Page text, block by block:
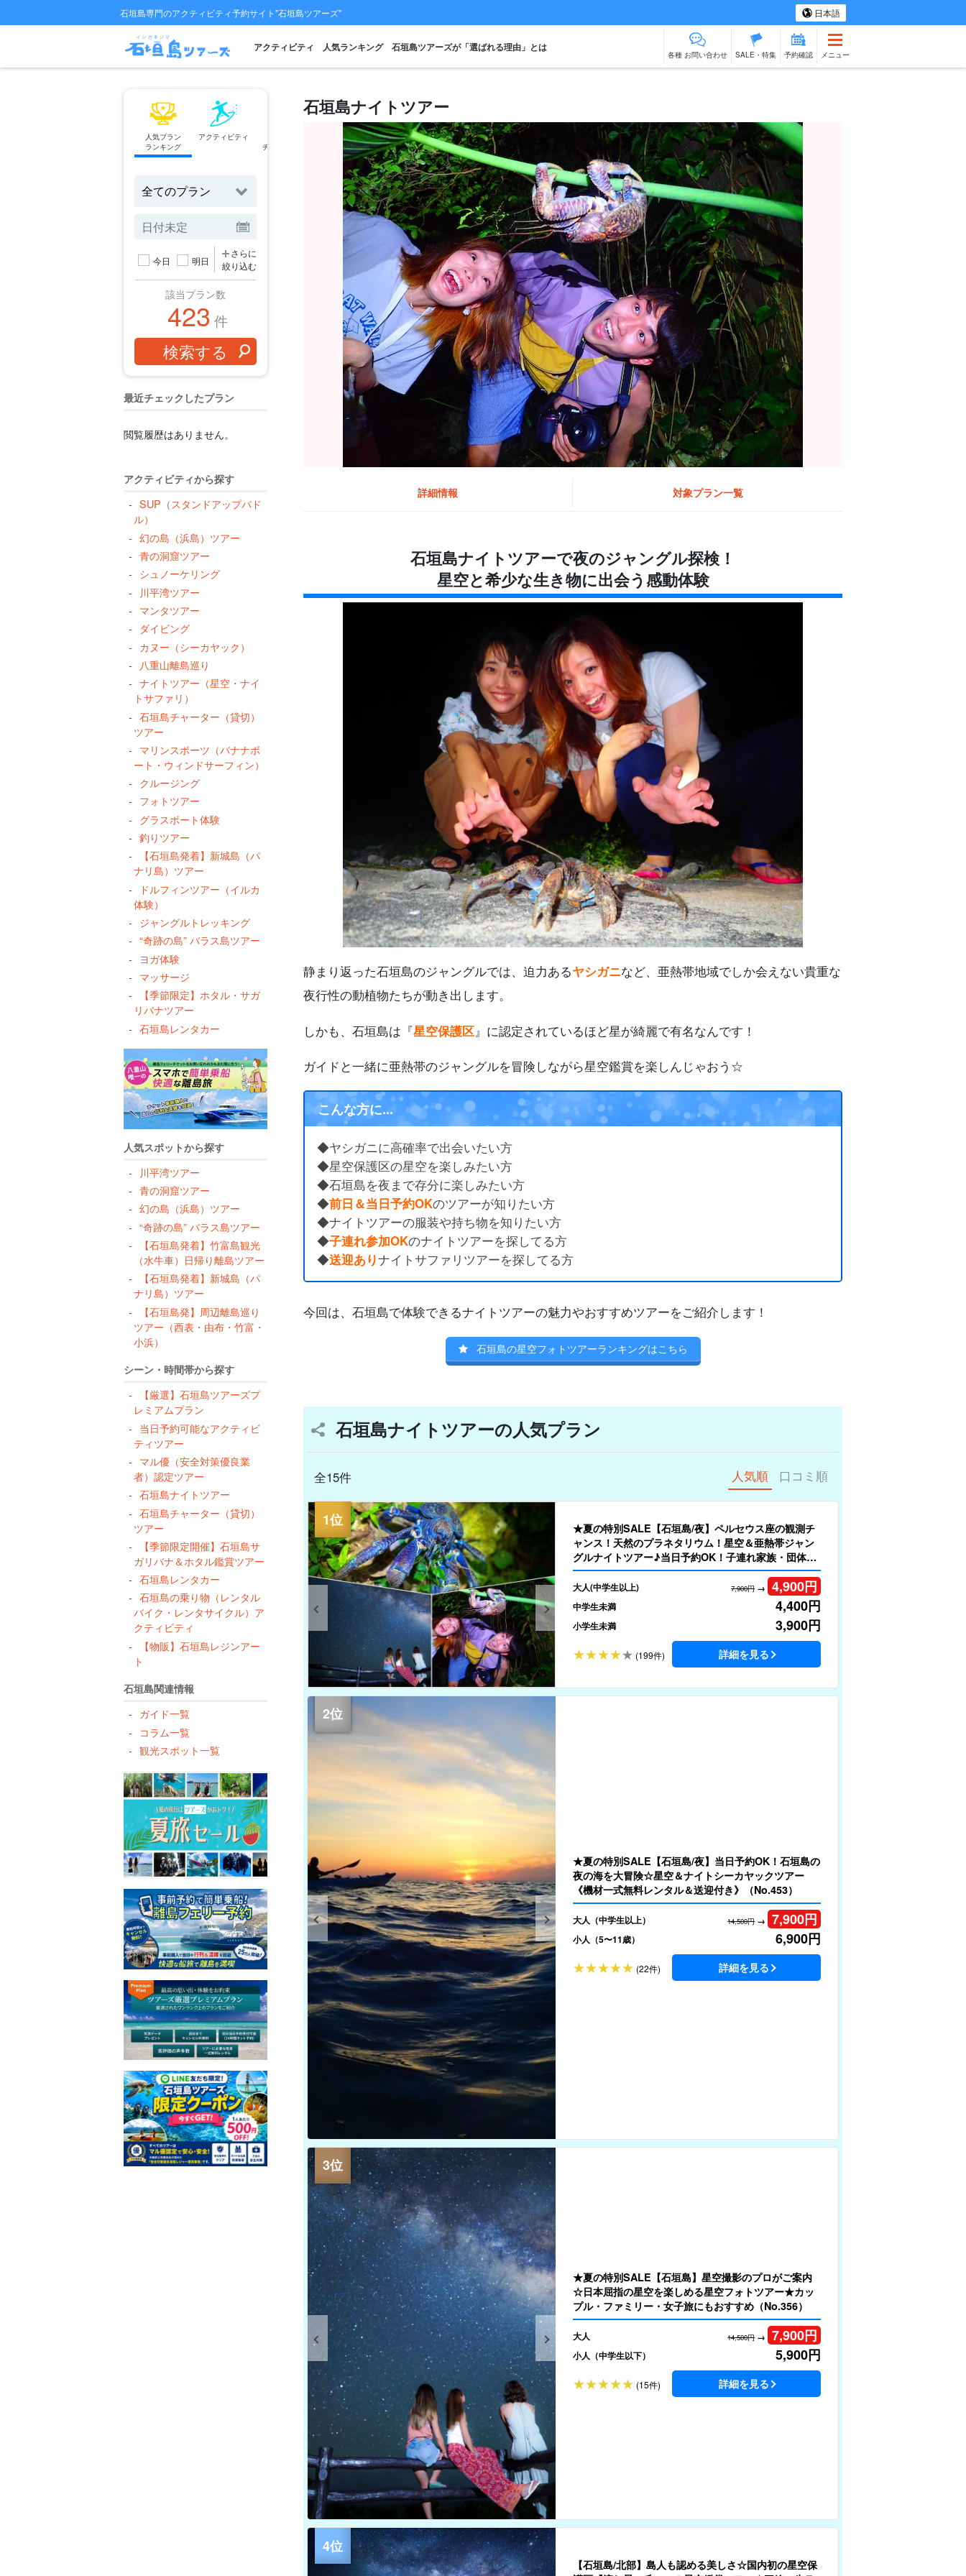
石垣島専門のアクティビティ予約サイト"石垣島ツアーズ" 日本語
アクティビティ 人気ランキング 石垣島ツアーズが「選ばれる理由」とは
各種 お問い合わせ SALE・特集 予約確認 メニュー
人気プラン
ランキング
アクティビティ
チケット予約
スポットから
探す
当日予約OK
プラン
お得な割引
セットプラン
プレミアム
レンタカー 観光ツアー
スパ＆リラク
ゼーション
ものづくり体験
今日 明日
さらに
絞り込む
該当プラン数
423 件
最近チェックしたプラン
閲覧履歴はありません。
アクティビティから探す
SUP（スタンドアップパド
ル）
幻の島（浜島）ツアー
青の洞窟ツアー
シュノーケリング
川平湾ツアー
マンタツアー
ダイビング
カヌー（シーカヤック）
八重山離島巡り
ナイトツアー（星空・ナイ
トサファリ）
石垣島チャーター（貸切）
ツアー
マリンスポーツ（バナナボ
ート・ウィンドサーフィン）
クルージング
フォトツアー
グラスボート体験
釣りツアー
【石垣島発着】新城島（パ
ナリ島）ツアー
ドルフィンツアー（イルカ
体験）
ジャングルトレッキング
“奇跡の島” バラス島ツアー
ヨガ体験
マッサージ
【季節限定】ホタル・サガ
リバナツアー
石垣島レンタカー
人気スポットから探す
川平湾ツアー
青の洞窟ツアー
幻の島（浜島）ツアー
“奇跡の島” バラス島ツアー
【石垣島発着】竹富島観光
（水牛車）日帰り離島ツアー
【石垣島発着】新城島（パ
ナリ島）ツアー
【石垣島発】周辺離島巡り
ツアー（西表・由布・竹富・
小浜）
シーン・時間帯から探す
【厳選】石垣島ツアーズプ
レミアムプラン
当日予約可能なアクティビ
ティツアー
マル優（安全対策優良業
者）認定ツアー
石垣島ナイトツアー
石垣島チャーター（貸切）
ツアー
【季節限定開催】石垣島サ
ガリバナ＆ホタル鑑賞ツアー
石垣島レンタカー
石垣島の乗り物（レンタル
バイク・レンタサイクル）ア
クティビティ
【物販】石垣島レジンアー
ト
石垣島関連情報
ガイド一覧
コラム一覧
観光スポット一覧
石垣島ナイトツアー
詳細情報 対象プラン一覧
石垣島ナイトツアーで夜のジャングル探検！
星空と希少な生き物に出会う感動体験
静まり返った石垣島のジャングルでは、迫力あるヤシガニなど、亜熱帯地域でしか会えない貴重な
夜行性の動植物たちが動き出します。
しかも、石垣島は『星空保護区』に認定されているほど星が綺麗で有名なんです！
ガイドと一緒に亜熱帯のジャングルを冒険しながら星空鑑賞を楽しんじゃおう☆
こんな方に...
◆ヤシガニに高確率で出会いたい方
◆星空保護区の星空を楽しみたい方
◆石垣島を夜まで存分に楽しみたい方
◆前日＆当日予約OKのツアーが知りたい方
◆ナイトツアーの服装や持ち物を知りたい方
◆子連れ参加OKのナイトツアーを探してる方
◆送迎ありナイトサファリツアーを探してる方
今回は、石垣島で体験できるナイトツアーの魅力やおすすめツアーをご紹介します！
石垣島の星空フォトツアーランキングはこちら
石垣島ナイトツアーの人気プラン
全15件 人気順 口コミ順
★夏の特別SALE【石垣島/夜】ペルセウス座の観測チ
ャンス！天然のプラネタリウム！星空＆亜熱帯ジャン
グルナイトツアー♪当日予約OK！子連れ家族・団体旅
行にもおすすめ（No.316）
大人(中学生以上) 7,900円→ 4,900円
中学生未満 4,400円
小学生未満 3,900円
(199件) 詳細を見る
★夏の特別SALE【石垣島/夜】当日予約OK！石垣島の
夜の海を大冒険☆星空＆ナイトシーカヤックツアー
《機材一式無料レンタル＆送迎付き》（No.453）
大人（中学生以上） 14,500円→ 7,900円
小人（5〜11歳） 6,900円
(22件) 詳細を見る
★夏の特別SALE【石垣島】星空撮影のプロがご案内
☆日本屈指の星空を楽しめる星空フォトツアー★カッ
プル・ファミリー・女子旅にもおすすめ（No.356）
大人 14,500円→ 7,900円
小人（中学生以下） 5,900円
(15件) 詳細を見る
【石垣島/北部】島人も認める美しさ☆国内初の星空保